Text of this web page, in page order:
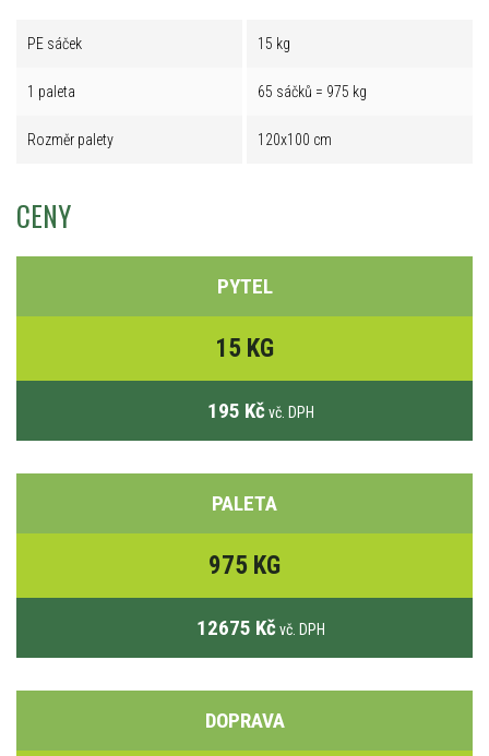
PE sáček 15 kg
1 paleta 65 sáčků = 975 kg
Rozměr palety 120x100 cm
CENY
PYTEL
15 KG
195 Kč vč. DPH
PALETA
975 KG
12675 Kč vč. DPH
DOPRAVA